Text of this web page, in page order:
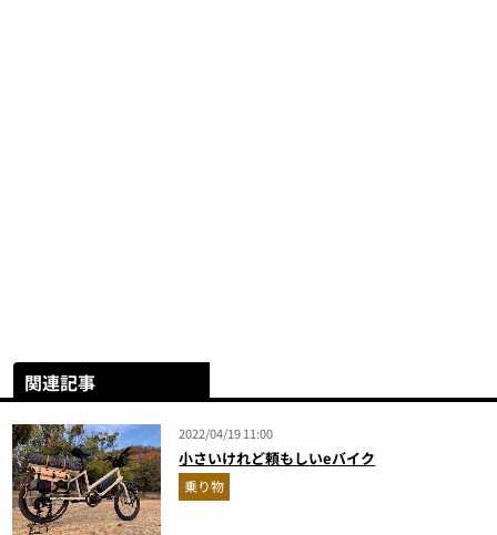
関連記事
2022/04/19 11:00
小さいけれど頼もしいeバイク
乗り物